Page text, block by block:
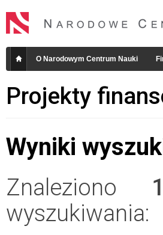
O Narodowym Centrum Nauki
Projekty
Wyniki
Znaleziono 1
wyszukiwania: